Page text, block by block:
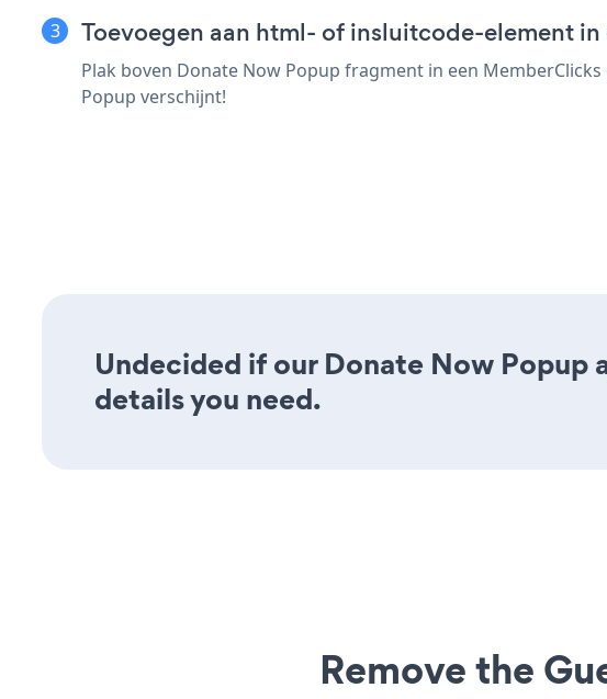
Toevoegen aan html- of insluitcode-element
Plak boven Donate Now Popup fragment in een
Popup verschijnt!
Undecided if our Donate Now Popup
details you need.
Remove the